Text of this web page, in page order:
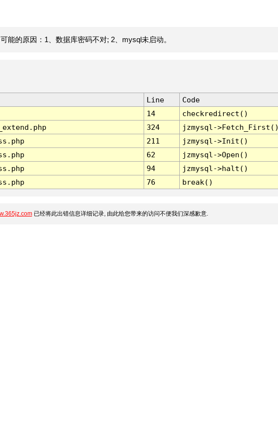
能的原因：1、数据库密码不对; 2、mysql未启动。
Line
Code
14
checkredirect()
324
jzmysql-
211
jzmysql->Init()
62
jzmysql->Open()
94
jzmysql->halt()
76 break()
已经将此出错信息详细记录, 由此给您带来的访问不便我们深感歉意.